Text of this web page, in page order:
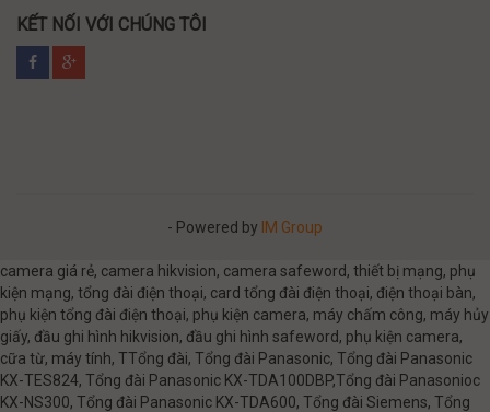
KẾT NỐI VỚI CHÚNG TÔI
- Powered by IM Group
camera giá rẻ, camera hikvision, camera safeword, thiết bị mạng, phụ
kiện mạng, tổng đài điện thoại, card tổng đài điện thoại, điện thoại bàn,
phụ kiện tổng đài điện thoại, phụ kiện camera, máy chấm công, máy hủy
giấy, đầu ghi hình hikvision, đầu ghi hình safeword, phụ kiện camera,
cữa từ, máy tính, TTổng đài, Tổng đài Panasonic, Tổng đài Panasonic
KX-TES824, Tổng đài Panasonic KX-TDA100DBP,Tổng đài Panasonioc
KX-NS300, Tổng đài Panasonic KX-TDA600, Tổng đài Siemens, Tổng